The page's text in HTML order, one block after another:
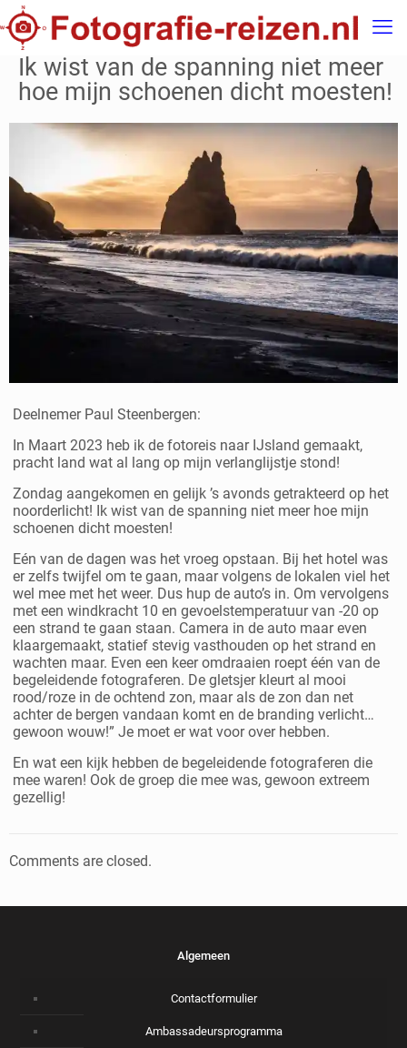
Ik wist van de spanning niet meer
hoe mijn schoenen dicht moesten!
Deelnemer Paul Steenbergen:
In Maart 2023 heb ik de fotoreis naar IJsland gemaakt,
pracht land wat al lang op mijn verlanglijstje stond!
Zondag aangekomen en gelijk ’s avonds getrakteerd op het
noorderlicht! Ik wist van de spanning niet meer hoe mijn
schoenen dicht moesten!
Eén van de dagen was het vroeg opstaan. Bij het hotel was
er zelfs twijfel om te gaan, maar volgens de lokalen viel het
wel mee met het weer. Dus hup de auto’s in. Om vervolgens
met een windkracht 10 en gevoelstemperatuur van -20 op
een strand te gaan staan. Camera in de auto maar even
klaargemaakt, statief stevig vasthouden op het strand en
wachten maar. Even een keer omdraaien roept één van de
begeleidende fotograferen. De gletsjer kleurt al mooi
rood/roze in de ochtend zon, maar als de zon dan net
achter de bergen vandaan komt en de branding verlicht…
gewoon wouw!” Je moet er wat voor over hebben.
En wat een kijk hebben de begeleidende fotograferen die
mee waren! Ook de groep die mee was, gewoon extreem
gezellig!
Comments are closed.
Algemeen
Contactformulier
Ambassadeursprogramma